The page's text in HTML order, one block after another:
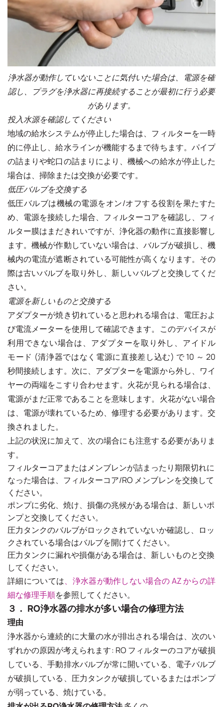
浄水器が動作していないことに気付いた場合は、電源を確
認し、プラグを浄水器に再接続することが最初に行う必要
があります。
投入水源を確認してください
地域の給水システムが停止した場合は、フィルターを一時
的に停止し、給水ラインが機能するまで待ちます。パイプ
の詰まりや蛇口の詰まりにより、機械への給水が停止した
場合は、掃除または交換が必要です。
低圧バルブを交換する
低圧バルブは機械の電源をオン/オフする役割を果たすた
め、電源を接続した場合、フィルターコアを確認し、フィ
ルター膜はまだきれいですが、浄化器の動作に直接影響し
ます。機械が作動していない場合は、バルブが破損し、機
械内の電流が遮断されている可能性が高くなります。その
際は古いバルブを取り外し、新しいバルブと交換してくだ
さい。
電源を新しいものと交換する
アダプターが焼き切れていると思われる場合は、電圧およ
び電流メーターを使用して確認できます。このデバイスが
利用できない場合は、アダプターを取り外し、アイドル
モード (清浄器ではなく電源に直接差し込む) で 10 ～ 20
秒間接続します。次に、アダプターを電源から外し、ワイ
ヤーの両端をこすり合わせます。火花が見られる場合は、
電源がまだ正常であることを意味します。火花がない場合
は、電源が壊れているため、修理する必要があります。交
換されました。
上記の状況に加えて、次の場合にも注意する必要がありま
す。
フィルターコアまたはメンブレンが詰まったり期限切れに
なった場合は、フィルターコア/RO メンブレンを交換して
ください。
ポンプに劣化、焼け、損傷の兆候がある場合は、新しいポ
ンプと交換してください。
圧力タンクのバルブがロックされていないか確認し、ロッ
クされている場合はバルブを開けてください。
圧力タンクに漏れや損傷がある場合は、新しいものと交換
してください。
詳細については、浄水器が動作しない場合の AZ からの詳
細な修理手順を参照してください。
３． RO浄水器の排水が多い場合の修理方法
理由
浄水器から連続的に大量の水が排出される場合は、次のい
ずれかの原因が考えられます: RO フィルターのコアが破損
している、手動排水バルブが常に開いている、電子バルブ
が破損している、圧力タンクが破損しているまたはポンプ
が弱っている、焼けている。